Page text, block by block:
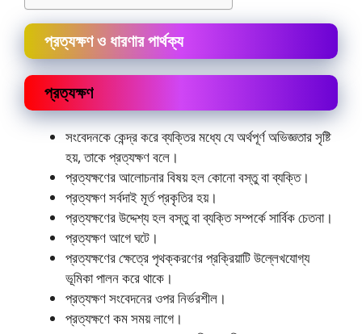
প্রত্যক্ষণ ও ধারণার পার্থক্য
প্রত্যক্ষণ
সংবেদনকে কেন্দ্র করে ব্যক্তির মধ্যে যে অর্থপূর্ণ অভিজ্ঞতার সৃষ্টি
হয়, তাকে প্রত্যক্ষণ বলে।
প্রত্যক্ষণের আলােচনার বিষয় হল কোনাে বস্তু বা ব্যক্তি।
প্রত্যক্ষণ সর্বদাই মূর্ত প্রকৃতির হয়।
প্রত্যক্ষণের উদ্দেশ্য হল বস্তু বা ব্যক্তি সম্পর্কে সার্বিক চেতনা।
প্রত্যক্ষণ আগে ঘটে।
প্রত্যক্ষণের ক্ষেত্রে পৃথক্করণের প্রক্রিয়াটি উল্লেখযােগ্য
ভূমিকা পালন করে থাকে।
প্রত্যক্ষণ সংবেদনের ওপর নির্ভরশীল।
প্রত্যক্ষণে কম সময় লাগে।